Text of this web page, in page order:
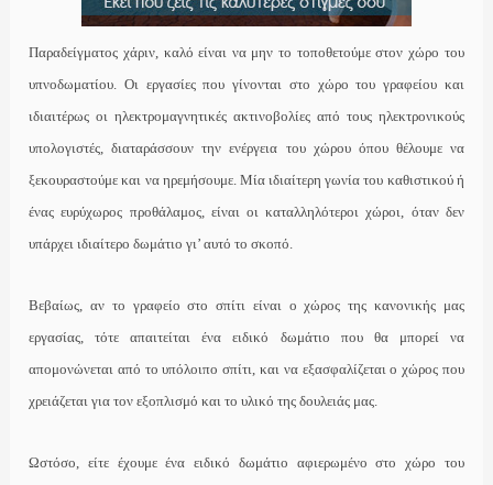
Παραδείγματος χάριν, καλό είναι να μην το τοποθετούμε στον χώρο του
υπνοδωματίου. Οι εργασίες που γίνονται στο χώρο του γραφείου και
ιδιαιτέρως οι ηλεκτρομαγνητικές ακτινοβολίες από τους ηλεκτρονικούς
υπολογιστές, διαταράσσουν την ενέργεια του χώρου όπου θέλουμε να
ξεκουραστούμε και να ηρεμήσουμε. Μία ιδιαίτερη γωνία του καθιστικού ή
ένας ευρύχωρος προθάλαμος, είναι οι καταλληλότεροι χώροι, όταν δεν
υπάρχει ιδιαίτερο δωμάτιο γι’ αυτό το σκοπό.
Βεβαίως, αν το γραφείο στο σπίτι είναι ο χώρος της κανονικής μας
εργασίας, τότε απαιτείται ένα ειδικό δωμάτιο που θα μπορεί να
απομονώνεται από το υπόλοιπο σπίτι, και να εξασφαλίζεται ο χώρος που
χρειάζεται για τον εξοπλισμό και το υλικό της δουλειάς μας.
Ωστόσο, είτε έχουμε ένα ειδικό δωμάτιο αφιερωμένο στο χώρο του